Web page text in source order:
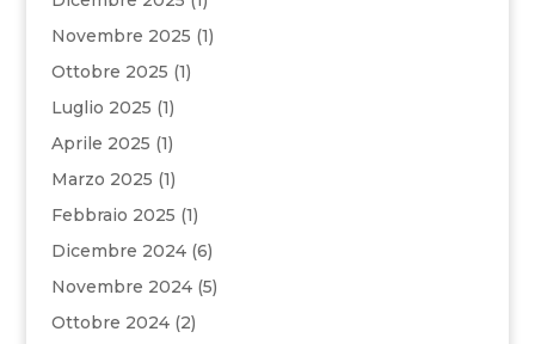
Novembre 2025 (1)
Ottobre 2025 (1)
Luglio 2025 (1)
Aprile 2025 (1)
Marzo 2025 (1)
Febbraio 2025 (1)
Dicembre 2024(6)
Novembre 2024(5)
Ottobre 2024(2)